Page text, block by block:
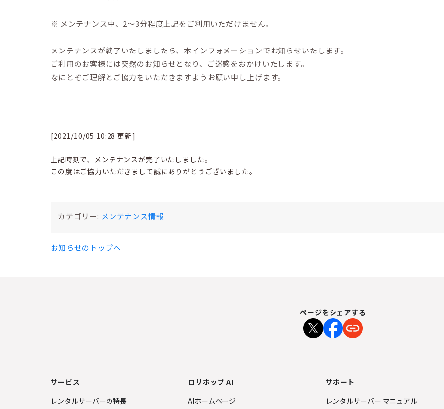
※ メンテナンス中、2〜3分程度上記をご利用いただけません。
メンテナンスが終了いたしましたら、本インフォメーションでお知らせいたします。
ご利用のお客様には突然のお知らせとなり、ご迷惑をおかけいたします。
なにとぞご理解とご協力をいただきますようお願い申し上げます。
[2021/10/05 10:28 更新]
上記時刻で、メンテナンスが完了いたしました。
この度はご協力いただきまして誠にありがとうございました。
カテゴリー: メンテナンス情報
お知らせのトップへ
ページをシェアする
サービス
レンタルサーバーの特長
ロリポップ AI
AIホームページ
サポート
レンタルサーバー マニュアル